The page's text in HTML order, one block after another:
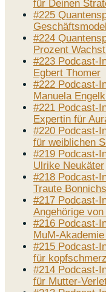
für Deinen
#225
#224
Prozent
#223 Podcast-
Egbert Thomer
#222 Podcast-
Manuela
#221 Podcast-
Expertin für
#220 Podcast-
für weiblichen
#219 Podcast-
Ulrike Neukäter
#218 Podcast-
Traute
#217 Podcast-
Angehörige
#216 Podcast-
MuM-
#215 Podcast-
für
#214 Podcast-
für Mutter-